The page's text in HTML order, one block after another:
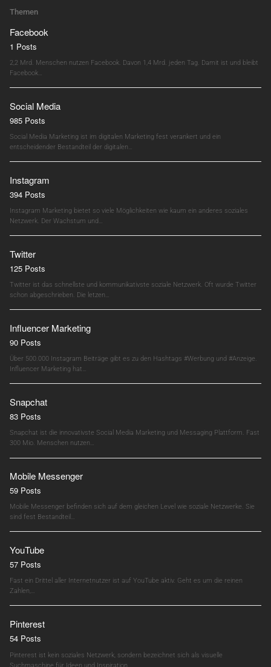
Themen
Facebook
1 Posts
2,2 Mrd. Menschen nutzen Facebook. Davon 1,4 Mrd. jeden Tag. Damit ist und bleibt
Facebook…
Social Media
985 Posts
Social Media Marketing ist im digitalen Marketing fest verankert und ein
entscheidender Bestandteil der digitalen…
Instagram
394 Posts
Instagram Marketing bietet so viele Möglichkeiten wie kaum ein anderes soziales
Netzwerk. Der Wachstum und…
Twitter
125 Posts
Twitter ist das schnellste und kommunikativste soziale Netzwerk. Oft wurde Twitter
schon abgeschrieben. Die letzen…
Influencer Marketing
90 Posts
Über 500.000 Instagram Beiträge gibt es zu den Hashtags #Werbung und #Anzeige.
Influencer Marketing hat…
Snapchat
83 Posts
Snapchat ist die innovativste Social Media Marketing und Messaging Plattform. Fast
300 Mio. Menschen nutzen…
Mobile Messenger
59 Posts
Mobile Messenger befinden sich auf dem gleichen Level wie soziale Netzwerke. Sie
sind fest Bestandteil…
YouTube
57 Posts
Fast ein Drittel aller Internetnutzer ist auf YouTube aktiv. Geht es um die reinen
Zahlen,…
Pinterest
54 Posts
Pinterest ist kein soziales Netzwerk, sondern bezeichnet sich als visuelle
Suchmaschine für Ideen und Inspiration.…